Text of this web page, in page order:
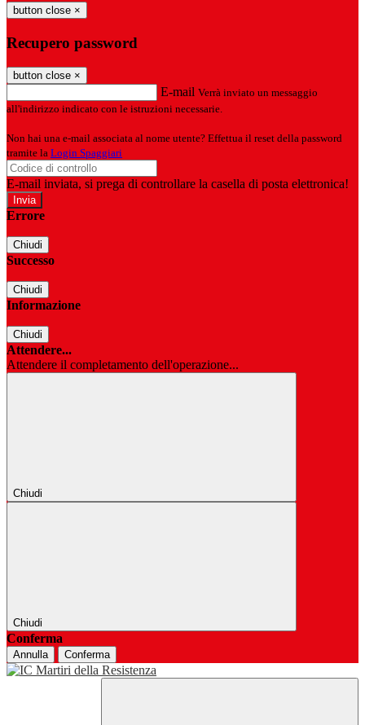
button close ×
Recupero password
button close ×
E-mail Verrà inviato un messaggio
all'indirizzo indicato con le istruzioni necessarie.
Non hai una e-mail associata al nome utente? Effettua il reset della password
tramite la Login Spaggiari
E-mail inviata, si prega di controllare la casella di posta elettronica!
Errore
Chiudi
Successo
Chiudi
Informazione
Chiudi
Attendere...
Attendere il completamento dell'operazione...
Chiudi
Chiudi
Conferma
Annulla Conferma